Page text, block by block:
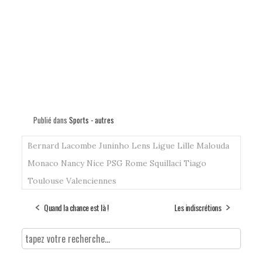
Publié dans Sports - autres
Bernard Lacombe Juninho Lens Ligue Lille Malouda
Monaco Nancy Nice PSG Rome Squillaci Tiago
Toulouse Valenciennes
Quand la chance est là ! Les indiscrétions